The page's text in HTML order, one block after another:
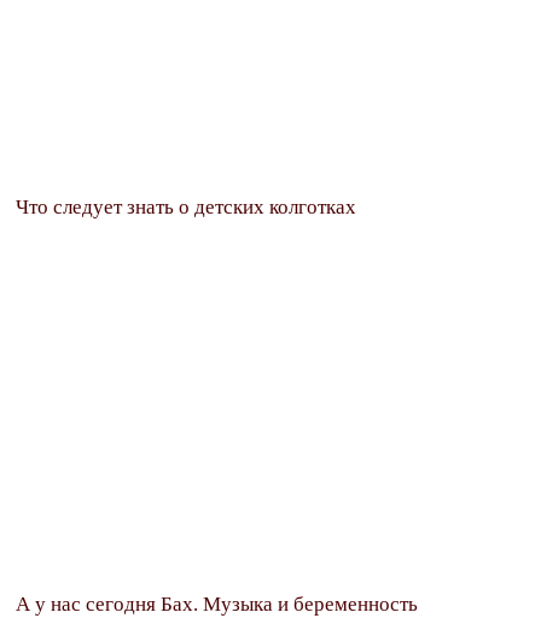
Что следует знать о детских колготках
А у нас сегодня Бах. Музыка и беременность